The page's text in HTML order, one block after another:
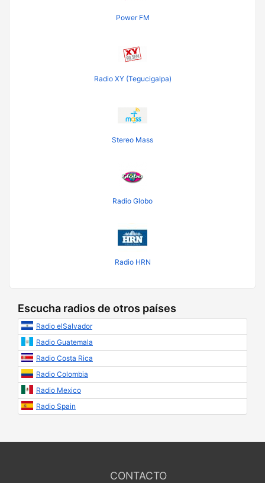
Power FM
Radio XY (Tegucigalpa)
Stereo Mass
Radio Globo
Radio HRN
Escucha radios de otros países
Radio elSalvador
Radio Guatemala
Radio Costa Rica
Radio Colombia
Radio Mexico
Radio Spain
CONTACTO